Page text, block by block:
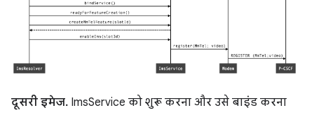
दूसरी इमेज. ImsService को शुरू करना और उसे बाइंड करना